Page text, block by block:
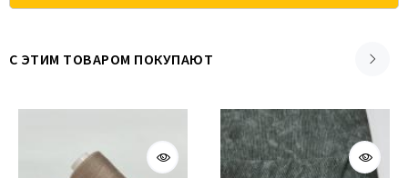
С ЭТИМ ТОВАРОМ ПОКУПАЮТ